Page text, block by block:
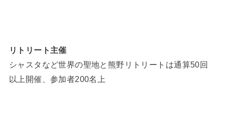
リトリート主催
シャスタなど世界の聖地と熊野リトリートは通算50回
以上開催、参加者200名上